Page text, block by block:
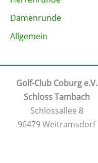
Damenrunde
Allgemein
Golf-Club Coburg e.V.
Schloss Tambach
​Schlossallee 8
96479 Weitramsdorf